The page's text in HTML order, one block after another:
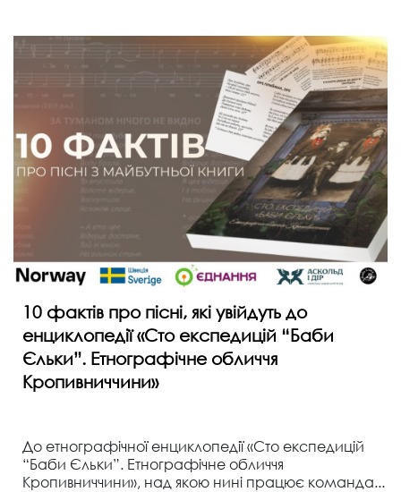
10 фактів про пісні, які увійдуть до
енциклопедії «Сто експедицій “Баби
Єльки”. Етнографічне обличчя
Кропивниччини»
До етнографічної енциклопедії «Сто експедицій
“Баби Єльки”. Етнографічне обличчя
Кропивниччини», над якою нині працює команда...